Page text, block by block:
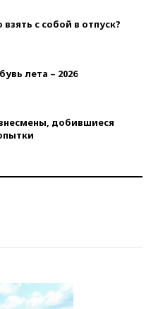
с собой в отпуск?
лета – 2026
добившиеся